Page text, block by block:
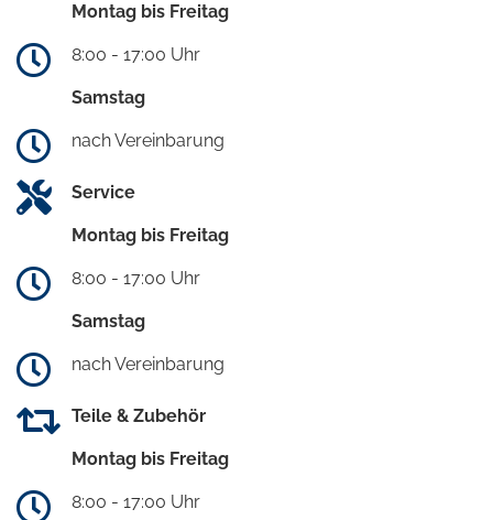
Montag bis Freitag
8:00 - 17:00 Uhr
Samstag
nach Vereinbarung
Service
Montag bis Freitag
8:00 - 17:00 Uhr
Samstag
nach Vereinbarung
Teile & Zubehör
Montag bis Freitag
8:00 - 17:00 Uhr